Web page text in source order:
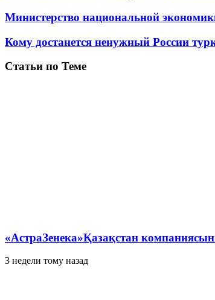
Министерство национальной
Кому достанется ненужный России
Статьи по Теме
«АстраЗенека»Қазақстан
3 недели тому назад